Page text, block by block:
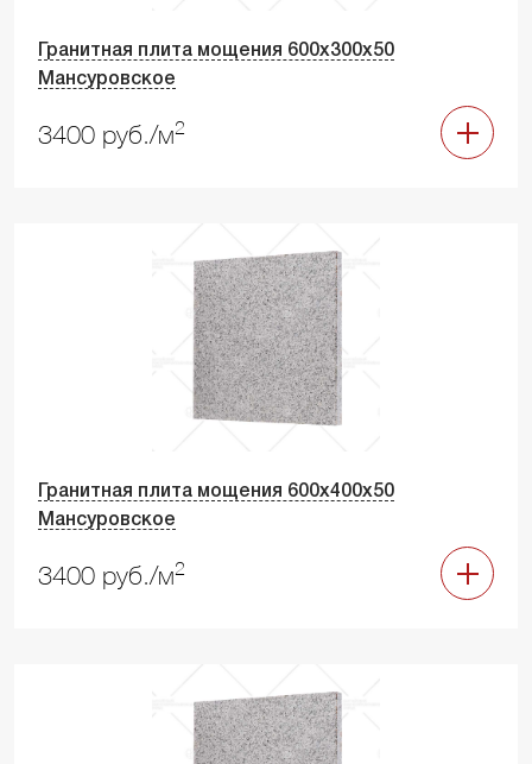
Гранитная плита мощения 600х300х50
Мансуровское
3400 руб./м2
Гранитная плита мощения 600х400х50
Мансуровское
3400 руб./м2